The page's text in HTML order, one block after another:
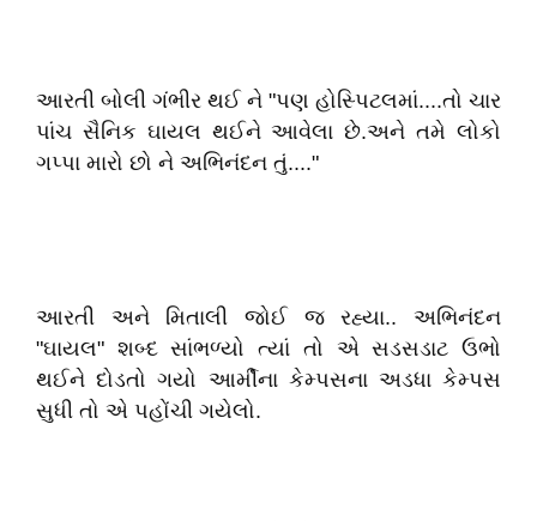
આરતી બોલી ગંભીર થઈ ને "પણ હોસ્પિટલમાં....તો ચાર
પાંચ સૈનિક ઘાયલ થઈને આવેલા છે.અને તમે લોકો
ગપ્પા મારો છો ને અભિનંદન તું...."
આરતી અને મિતાલી જોઈ જ રહ્યા.. અભિનંદન
"ઘાયલ" શબ્દ સાંભળ્યો ત્યાં તો એ સડસડાટ ઉભો
થઈને દોડતો ગયો આર્મીના કેમ્પસના અડધા કેમ્પસ
સુધી તો એ પહોંચી ગયેલો.